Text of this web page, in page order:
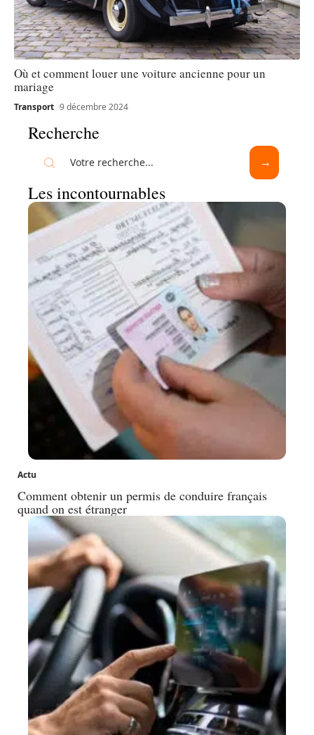
Où et comment louer une voiture ancienne pour un
mariage
Transport 9 décembre 2024
Recherche
Les incontournables
Actu
Comment obtenir un permis de conduire français
quand on est étranger